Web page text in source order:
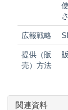
広報戦略
提供（販
売）方法
関連資料